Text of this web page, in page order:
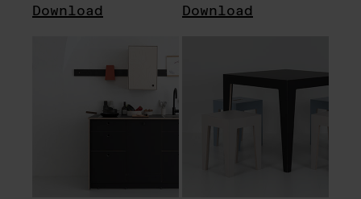
Download Download